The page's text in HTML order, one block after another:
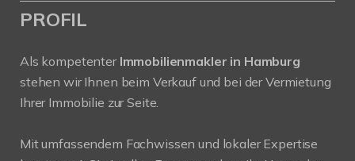
PROFIL
Als kompetenter Immobilienmakler in Hamburg
stehen wir Ihnen beim Verkauf und bei der Vermietung
Ihrer Immobilie zur Seite.
Mit umfassendem Fachwissen und lokaler Expertise